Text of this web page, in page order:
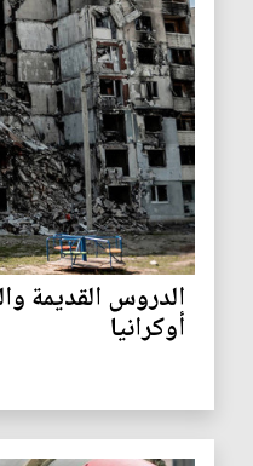
الدروس القديمة
أوكرانيا